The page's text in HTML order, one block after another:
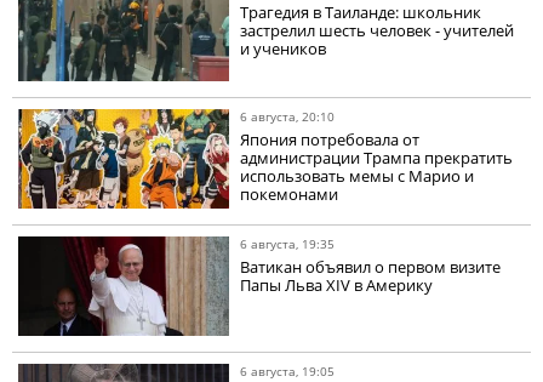
Трагедия в Таиланде: школьник
застрелил шесть человек - учителей
и учеников
6 августа, 20:10
Япония потребовала от
администрации Трампа прекратить
использовать мемы с Марио и
покемонами
6 августа, 19:35
Ватикан объявил о первом визите
Папы Льва XIV в Америку
6 августа, 19:05